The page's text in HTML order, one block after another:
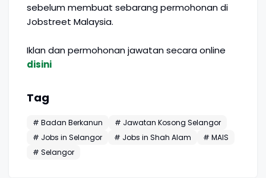
sebelum membuat sebarang permohonan di
Jobstreet Malaysia.
Iklan dan permohonan jawatan secara online
disini
Tag
# Badan Berkanun
# Jawatan Kosong Selangor
# Jobs in Selangor
# Jobs in Shah Alam
# MAIS
# Selangor